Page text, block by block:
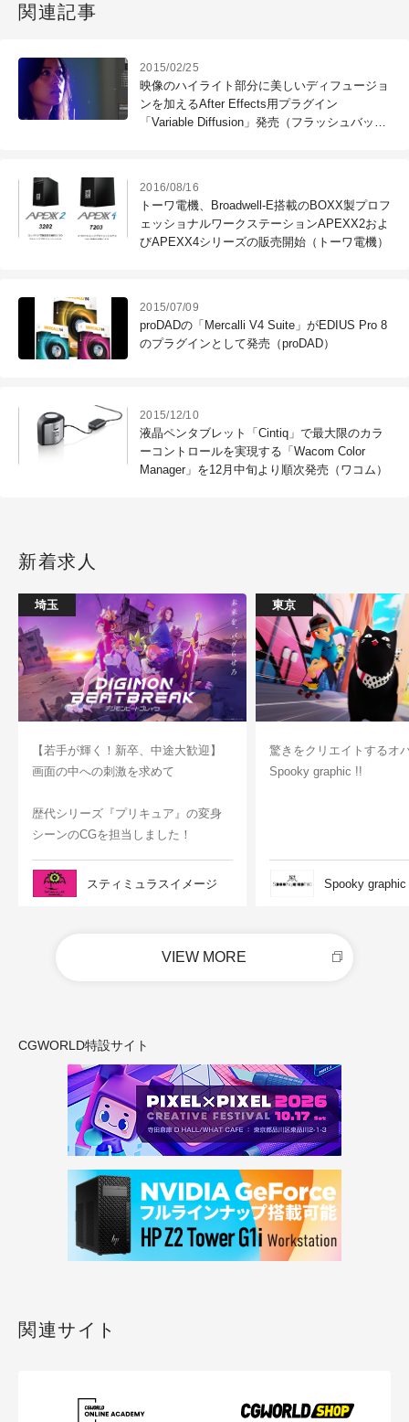
関連記事
2015/02/25
映像のハイライト部分に美しいディフュージョ
ンを加えるAfter Effects用プラグイン
「Variable Diffusion」発売（フラッシュバック
2016/08/16
トーワ電機、Broadwell-E搭載のBOXX製プロフ
ェッショナルワークステーションAPEXX2およ
びAPEXX4シリーズの販売開始（トーワ電機）
2015/07/09
proDADの「Mercalli V4 Suite」がEDIUS Pro 8
のプラグインとして発売（proDAD）
2015/12/10
液晶ペンタブレット「Cintiq」で最大限のカラ
ーコントロールを実現する「Wacom Color
Manager」を12月中旬より順次発売（ワコム）
新着求人
埼玉
【若手が輝く！新卒、中途大歓迎】
画面の中への刺激を求めて
歴代シリーズ『プリキュア』の変身
シーンのCGを担当しました！
スティミュラスイメージ
東京
驚きをクリエイトするオ
Spooky graphic !!
Spooky graphic
VIEW MORE
CGWORLD特設サイト
関連サイト